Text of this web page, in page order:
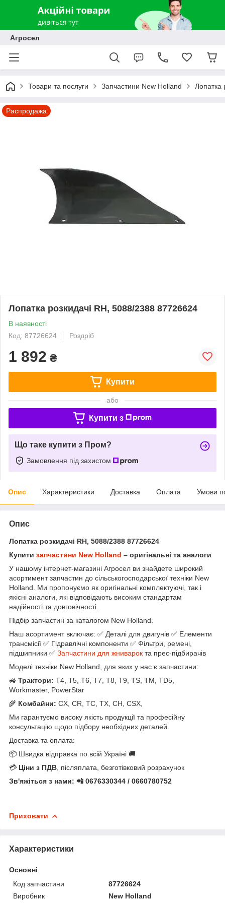
Агросел
Товари та послуги Запчастини New Holland Лопатка
Распродажа
Лопатка розкидачі RH, 5088/2388 87726624
В наявності
Код: 87726624
Роздріб
1 892 ₴
Купити
або
Купити з
Що таке купити з Пром?
Замовлення під захистом
Опис Характеристики Доставка Оплата Умови
Опис
Лопатка розкидачі RH, 5088/2388 87726624
Купити запчастини New Holland – оригінальні та аналоги
У нашому інтернет-магазині Агросел ви знайдете широкий
асортимент запчастин до сільськогосподарської техніки New
Holland. Ми пропонуємо як оригінальні комплектуючі, так і
якісні аналоги, які відповідають високим стандартам
надійності та довговічності.
Підбір запчастин за каталогом New Holland.
Наш асортимент включає: ✅ Деталі для двигунів ✅ Елементи
трансмісії ✅ Гідравлічні компоненти ✅ Фільтри, ремені,
підшипники ✅ Запчастини для жниварок та прес-підбирачів
Моделі техніки New Holland, для яких у нас є запчастини:
🚜 Трактори: T4, T5, T6, T7, T8, T9, TS, TM, TD5,
Workmaster, PowerStar
🌾 Комбайни: CX, CR, TC, TX, CH, CSX,
Ми гарантуємо високу якість продукції та професійну
консультацію щодо підбору необхідних деталей.
Доставка та оплата:
📦 Швидка відправка по всій Україні 🚚
💳 Ціни з ПДВ , післяплата, безготівковий розрахунок
Зв'яжіться з нами: 📲 0676330344 / 0660780752
Приховати
Характеристики
Основні
Код запчастини
87726624
Виробник
New Holland